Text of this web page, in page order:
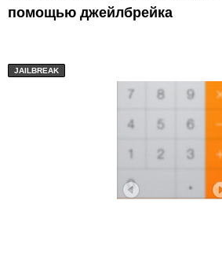
помощью джейлбрейка
JAILBREAK